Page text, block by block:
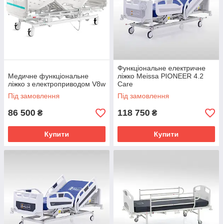
Медичне функціональне
ліжко з електроприводом V8w
Під замовлення
86 500 ₴
Купити
Функціональне електричне
ліжко Meissa PIONEER 4.2
Care
Під замовлення
118 750 ₴
Купити